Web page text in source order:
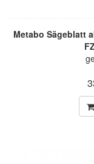
Metabo Sägeblatt